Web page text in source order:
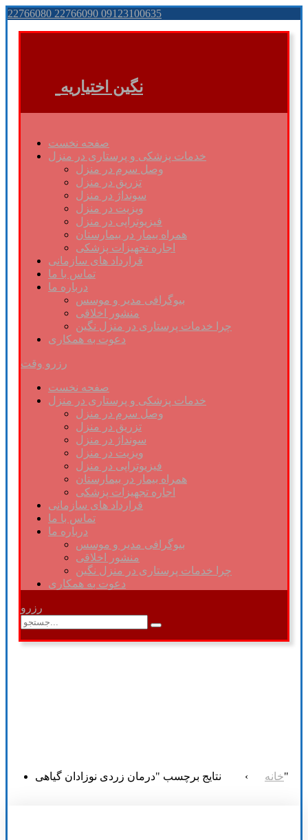
22766080 22766090 09123100635
نگین اختیاریه
صفحه نخست
خدمات پزشکی و پرستاری در منزل
وصل سرم در منزل
تزریق در منزل
سونداژ در منزل
ویزیت در منزل
فیزیوتراپی در منزل
همراه بیمار در بیمارستان
اجاره تجهیزات پزشکی
قرارداد های سازمانی
تماس با ما
درباره ما
بیوگرافی مدیر و موسس
منشور اخلاقی
چرا خدمات پرستاری در منزل نگین
دعوت به همکاری
رزرو وقت
صفحه نخست
خدمات پزشکی و پرستاری در منزل
وصل سرم در منزل
تزریق در منزل
سونداژ در منزل
ویزیت در منزل
فیزیوتراپی در منزل
همراه بیمار در بیمارستان
اجاره تجهیزات پزشکی
قرارداد های سازمانی
تماس با ما
درباره ما
بیوگرافی مدیر و موسس
منشور اخلاقی
چرا خدمات پرستاری در منزل نگین
دعوت به همکاری
رزرو
خانه › نتایج برچسب "درمان زردی نوزادان گیاهی"